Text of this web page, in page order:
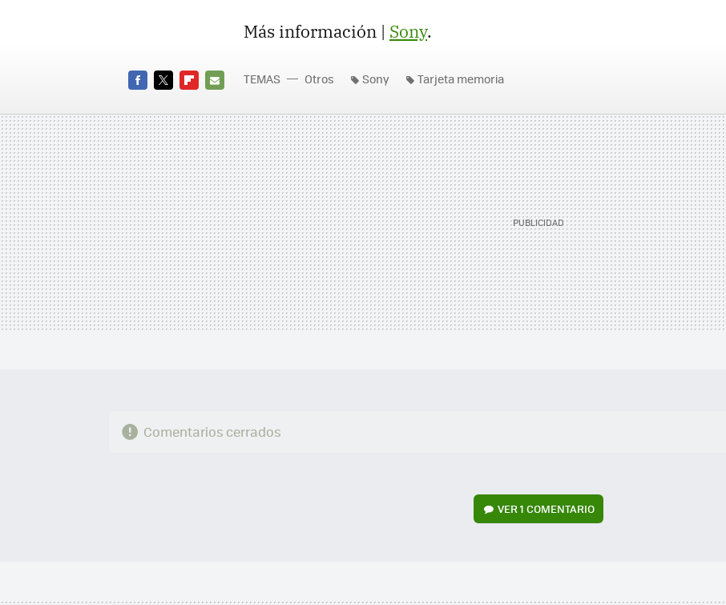
Más información | Sony.
MAIL
TEMAS Otros Sony Tarjeta memoria
Comentarios cerrados
VER1 COMENTARIO